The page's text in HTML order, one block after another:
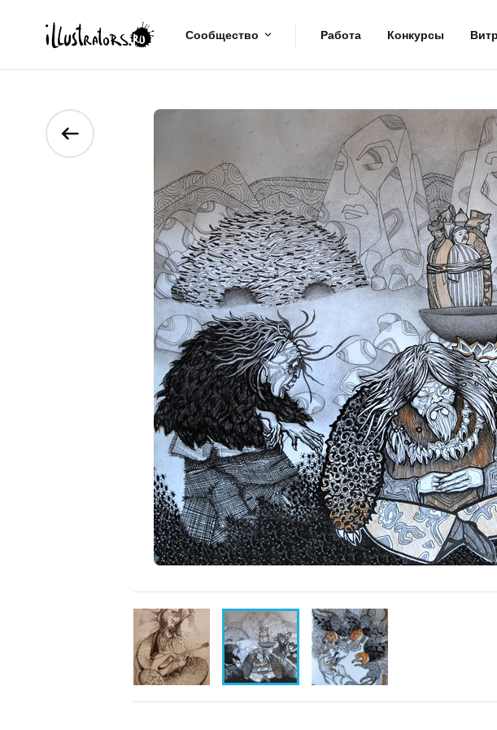
Сообщество Работа Конкурсы